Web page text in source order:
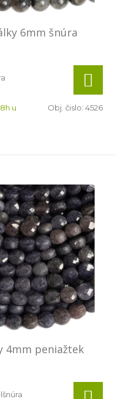
6mm šnúra
u
Obj. čislo: 4526
4mm peniažtek